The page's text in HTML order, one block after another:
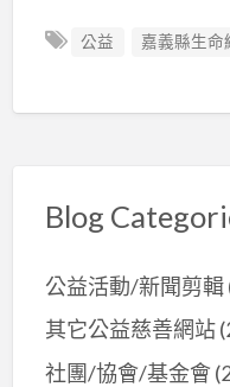
公益 嘉義縣生命
Blog
公益活動/新聞剪輯
其它公益慈善網站
社團/協會/基金會